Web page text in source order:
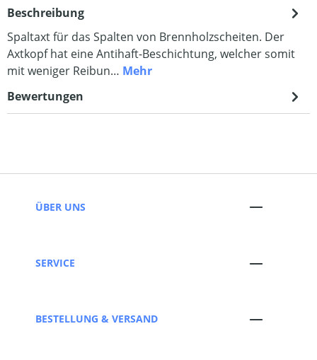
Beschreibung
Spaltaxt für das Spalten von Brennholzscheiten. Der
Axtkopf hat eine Antihaft-Beschichtung, welcher somit
mit weniger Reibun… Mehr
Bewertungen
ÜBER UNS
SERVICE
BESTELLUNG & VERSAND